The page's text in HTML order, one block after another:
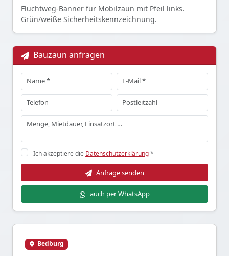
Fluchtweg-Banner für Mobilzaun mit Pfeil links.
Grün/weiße Sicherheitskennzeichnung.
Bauzaun anfragen
Ich akzeptiere die Datenschutzerklärung*
Anfrage senden
auch per WhatsApp
Bedburg